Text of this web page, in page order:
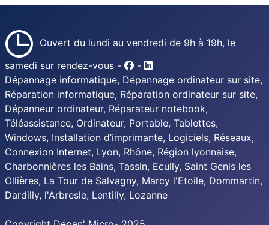
Ouvert du lundi au vendredi de 9h à 19h, le
samedi sur rendez-vous -
-
Dépannage informatique, Dépannage ordinateur sur site,
Réparation informatique, Réparation ordinateur sur site,
Dépanneur ordinateur, Réparateur notebook,
Téléassistance, Ordinateur, Portable, Tablettes,
Windows, Installation d’imprimante, Logiciels, Réseaux,
Connexion Internet, Lyon, Rhône, Région lyonnaise,
Charbonnières les Bains, Tassin, Ecully, Saint Genis les
Ollières, La Tour de Salvagny, Marcy l'Etoile, Dommartin,
Dardilly, l'Arbresle, Lentilly, Lozanne